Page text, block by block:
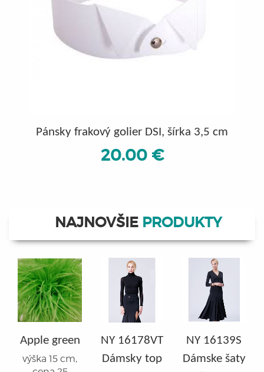
Pánsky frakový golier DSI, šírka 3,5 cm
20.00 €
NAJNOVŠIE PRODUKTY
Apple green
výška 15 cm,
NY 16178VT
Dámsky top
NY 16139S
Dámske šaty